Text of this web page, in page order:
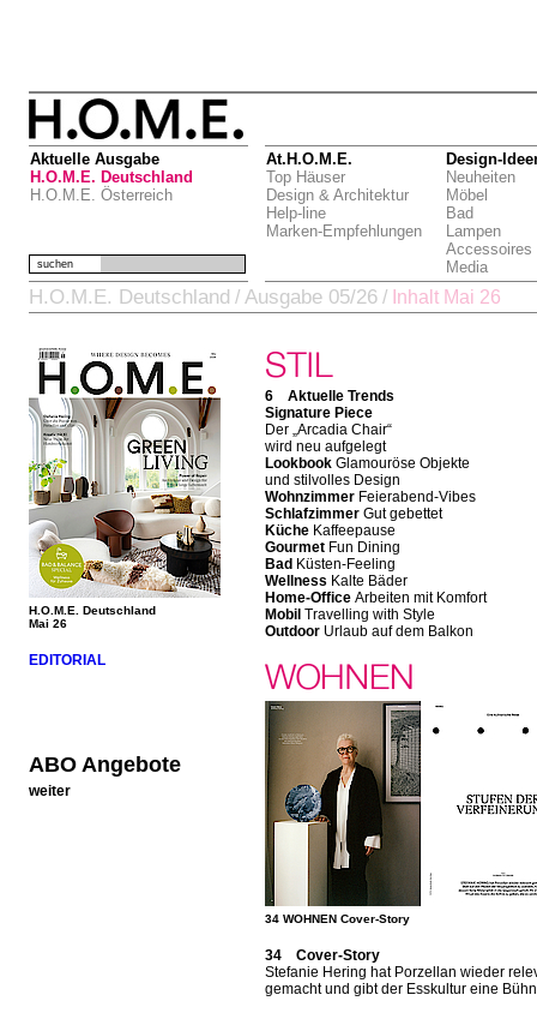
Aktuelle Ausgabe
H.O.M.E. Deutschland
H.O.M.E. Österreich
At.H.O.M.E.
Top Häuser
Design & Architektur
Help-line
Marken-Empfehlungen
Design-
Neuheiten
Möbel
Bad
Lampen
Accessoires
Media
suchen
H.O.M.E. Deutschland / Ausgabe 05/26 / Inhalt Mai 26
H.O.M.E. Deutschland
Mai 26
EDITORIAL
ABO Angebote
weiter
6 Aktuelle Trends
Signature Piece
Der „Arcadia Chair“
wird neu aufgelegt
Lookbook Glamouröse Objekte
und stilvolles Design
Wohnzimmer Feierabend-Vibes
Schlafzimmer Gut gebettet
Küche Kaffeepause
Gourmet Fun Dining
Bad Küsten-Feeling
Wellness Kalte Bäder
Home-Office Arbeiten mit Komfort
Mobil Travelling with Style
Outdoor Urlaub auf dem Balkon
34 WOHNEN Cover-Story
34 Cover-Story
Stefanie Hering hat Porzellan wieder
gemacht und gibt der Esskultur eine